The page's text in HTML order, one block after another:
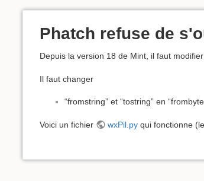
Phatch refuse de
Depuis la version 18 de Mint, il faut
Il faut changer
“fromstring” et “tostring” en
Voici un fichier wxPil.pyqui fonctionne